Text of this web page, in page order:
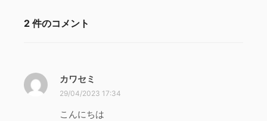
2 件のコメント
カワセミ
り
29/04/2023 17:34
こんにちは